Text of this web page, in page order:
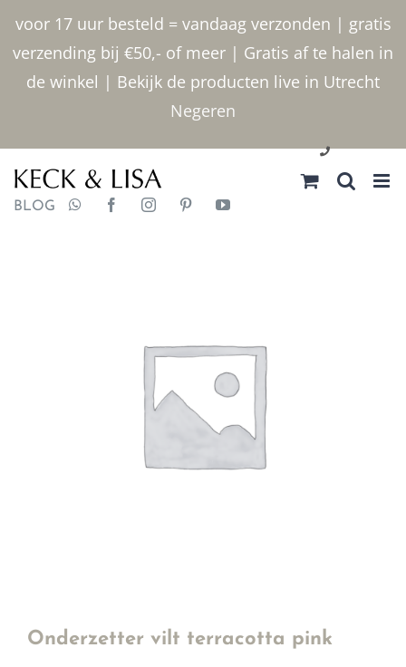
voor 17 uur besteld = vandaag verzonden | gratis
verzending bij €50,- of meer | Gratis af te halen in
de winkel | Bekijk de producten live in Utrecht
Negeren
inhoud
030 2400000
BLOG
Onderzetter vilt terracotta pink